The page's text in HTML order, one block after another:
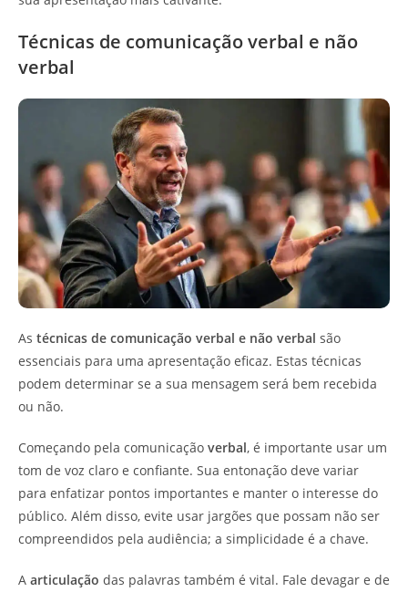
Técnicas de comunicação verbal e não
verbal
As técnicas de comunicação verbal e não verbal são
essenciais para uma apresentação eficaz. Estas técnicas
podem determinar se a sua mensagem será bem recebida
ou não.
Começando pela comunicação verbal, é importante usar um
tom de voz claro e confiante. Sua entonação deve variar
para enfatizar pontos importantes e manter o interesse do
público. Além disso, evite usar jargões que possam não ser
compreendidos pela audiência; a simplicidade é a chave.
A articulação das palavras também é vital. Fale devagar e de